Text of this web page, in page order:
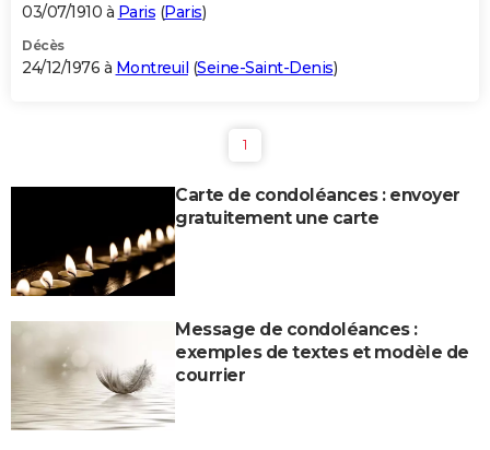
03/07/1910 à Paris (Paris)
Décès
24/12/1976 à Montreuil (Seine-Saint-Denis)
1
Carte de condoléances : envoyer
gratuitement une carte
Message de condoléances :
exemples de textes et modèle de
courrier